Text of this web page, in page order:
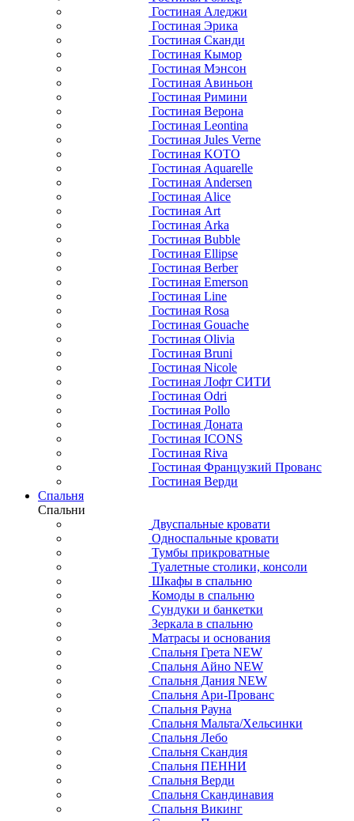
Гостиная Аледжи
Гостиная Эрика
Гостиная Сканди
Гостиная Кымор
Гостиная Мэнсон
Гостиная Авиньон
Гостиная Римини
Гостиная Верона
Гостиная Leontina
Гостиная Jules Verne
Гостиная KOTO
Гостиная Aquarelle
Гостиная Andersen
Гостиная Alice
Гостиная Art
Гостиная Arka
Гостиная Bubble
Гостиная Ellipse
Гостиная Berber
Гостиная Emerson
Гостиная Line
Гостиная Rosa
Гостиная Gouache
Гостиная Olivia
Гостиная Bruni
Гостиная Nicole
Гостиная Лофт СИТИ
Гостиная Odri
Гостиная Pollo
Гостиная Доната
Гостиная ICONS
Гостиная Riva
Гостиная Французкий Прованс
Гостиная Верди
Спальня
Спальни
Двуспальные кровати
Односпальные кровати
Тумбы прикроватные
Туалетные столики, консоли
Шкафы в спальню
Комоды в спальню
Сундуки и банкетки
Зеркала в спальню
Матрасы и основания
Спальня Грета NEW
Спальня Айно NEW
Спальня Дания NEW
Спальня Ари-Прованс
Спальня Рауна
Спальня Мальта/Хельсинки
Спальня Лебо
Спальня Скандия
Спальня ПЕННИ
Спальня Верди
Спальня Скандинавия
Спальня Викинг